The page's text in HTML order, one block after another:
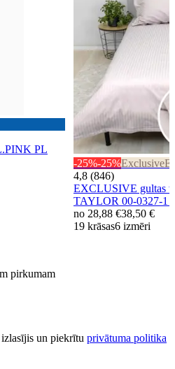
PL
-25%-25%Exclusive
4,8 (846)
EXCLUSIVE gultas
TAYLOR 00-0327-1
no 28,88 €38,50 €
19 krāsas6 izmēri
pirkumam
un piekrītu privātuma politika